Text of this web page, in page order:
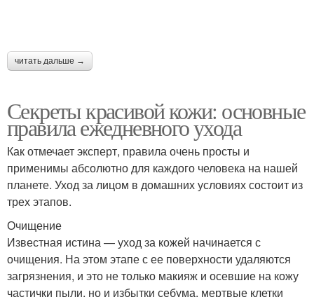
читать дальше →
Секреты красивой кожи: основные
правила ежедневного ухода
Как отмечает эксперт, правила очень просты и
применимы абсолютно для каждого человека на нашей
планете. Уход за лицом в домашних условиях состоит из
трех этапов.
Очищение
Известная истина — уход за кожей начинается с
очищения. На этом этапе с ее поверхности удаляются
загрязнения, и это не только макияж и осевшие на кожу
частички пыли, но и избытки себума, мертвые клетки